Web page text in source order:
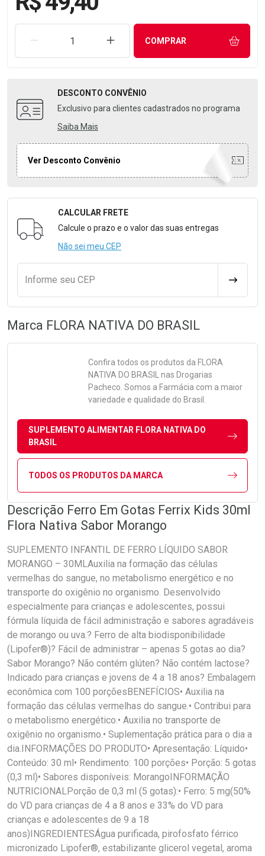
REMOVER UMA UNIDADEAUMENTAR UMA UNIDADE
COMPRAR
DESCONTO CONVÊNIO
Exclusivo para clientes cadastrados no programa
Saiba Mais
Ver Desconto Convênio
Formulário para Calcular o Frete
CALCULAR FRETE
Calcule o prazo e o valor das suas entregas
Não sei meu CEP
Informe seu CEP
Marca FLORA NATIVA DO BRASIL
Confira todos os produtos da FLORA
NATIVA DO BRASIL
nas Drogarias
Pacheco. Somos a Farmácia com a maior
variedade e qualidade do Brasil.
SUPLEMENTO ALIMENTAR FLORA NATIVA DO
BRASIL
TODOS OS PRODUTOS DA MARCA
Descrição Ferro Em Gotas Ferrix Kids 30ml
Flora Nativa Sabor Morango
SUPLEMENTO INFANTIL DE FERRO LÍQUIDO SABOR
MORANGO – 30MLAuxilia na formação das células
vermelhas do sangue, no metabolismo energético e no
transporte do oxigênio no organismo. Desenvolvido
especialmente para crianças e adolescentes, possui
fórmula líquida de fácil administração e sabores agradáveis
de morango ou uva.? Ferro de alta biodisponibilidade
(Lipofer®)? Fácil de administrar – apenas 5 gotas ao dia?
Sabor Morango? Não contém glúten? Não contém lactose?
Indicado para crianças e jovens de 4 a 18 anos? Embalagem
econômica com 100 porçõesBENEFÍCIOS• Auxilia na
formação das células vermelhas do sangue.• Contribui para
o metabolismo energético.• Auxilia no transporte de
oxigênio no organismo.• Suplementação prática para o dia a
dia.INFORMAÇÕES DO PRODUTO• Apresentação: Líquido•
Conteúdo: 30 ml• Rendimento: 100 porções• Porção: 5 gotas
(0,3 ml)• Sabores disponíveis: MorangoINFORMAÇÃO
NUTRICIONALPorção de 0,3 ml (5 gotas):• Ferro: 5 mg(50%
do VD para crianças de 4 a 8 anos e 33% do VD para
crianças e adolescentes de 9 a 18
anos)INGREDIENTESÁgua purificada, pirofosfato férrico
micronizado Lipofer®, estabilizante glicerol vegetal, aroma